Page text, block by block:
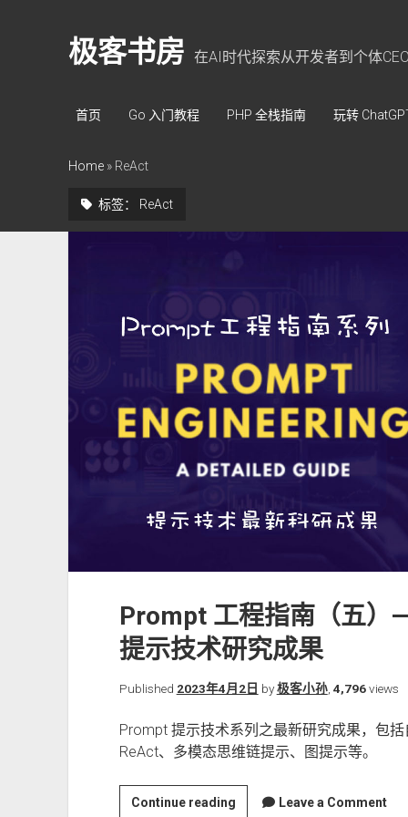
极客书房 在AI时代探索从开发者到个体CEO
首页 Go 入门教程 PHP 全栈指南 玩转
Home» ReAct
标签： ReAct
Prompt 工程指南（五）
提示技术研究成果
Published 2023年4月2日 by极客小孙, 4,796views
Prompt 提示技术系列之最新研究成果，包
ReAct、多模态思维链提示、图提示等。
Continue readingPromptLeave a Comment